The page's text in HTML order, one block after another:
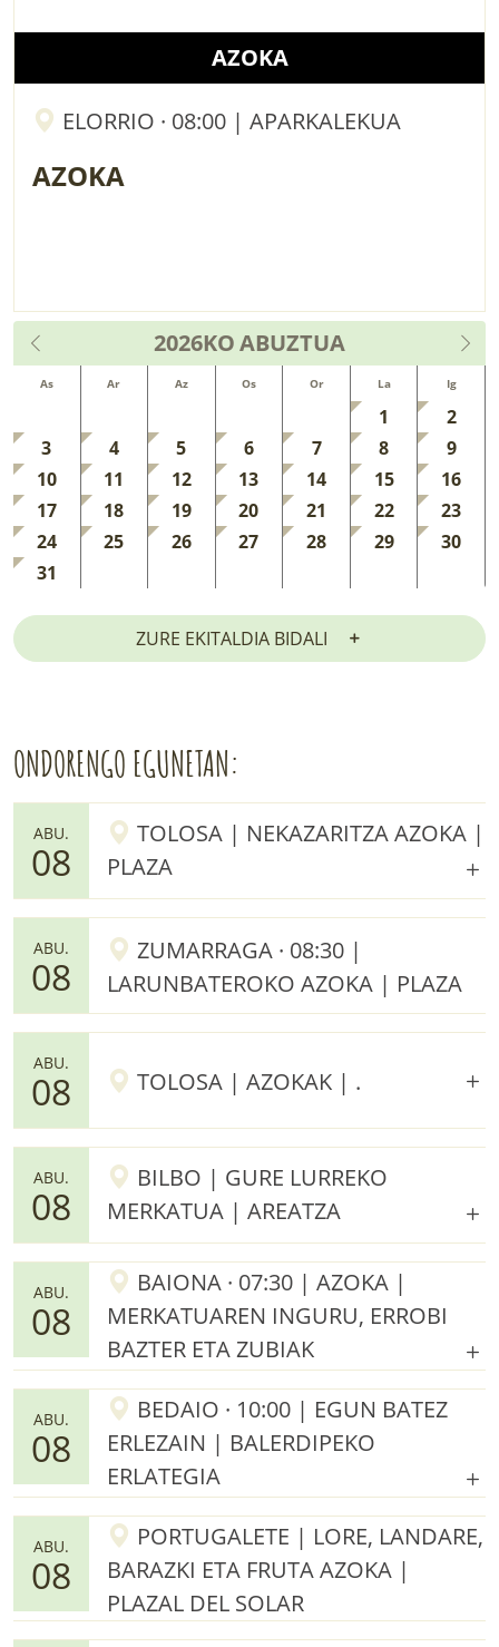
AZOKA
ELORRIO · 08:00 | APARKALEKUA
AZOKA
2026KOABUZTUA
As Ar Az Os Or La Ig
1
2
3
4 5 6 7 8
9
10
11 12 13 14 15
16
17
18 19 20 21 22
23
24
25 26 27 28 29
30
31
ZURE EKITALDIA BIDALI
ONDORENGO EGUNETAN:
ABU.
08
TOLOSA | NEKAZARITZA AZOKA |
PLAZA
ABU.
08
ZUMARRAGA · 08:30 |
LARUNBATEROKO AZOKA | PLAZA
ABU.
08 TOLOSA | AZOKAK | .
ABU.
08
BILBO | GURE LURREKO
MERKATUA | AREATZA
ABU.
08
BAIONA · 07:30 | AZOKA |
MERKATUAREN INGURU, ERROBI
BAZTER ETA ZUBIAK
ABU.
08
BEDAIO · 10:00 | EGUN BATEZ
ERLEZAIN | BALERDIPEKO
ERLATEGIA
ABU.
08
PORTUGALETE | LORE, LANDARE,
BARAZKI ETA FRUTA AZOKA |
PLAZAL DEL SOLAR